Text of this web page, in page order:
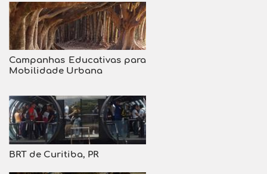
Campanhas Educativas para
Mobilidade Urbana
BRT de Curitiba, PR